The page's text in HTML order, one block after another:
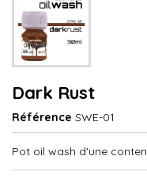
Dark Rust
Référence SWE-01
Pot oil wash d'une